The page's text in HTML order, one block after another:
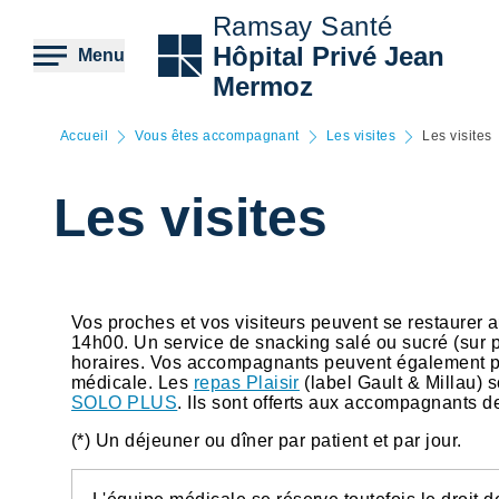
contenu
principal
Menu
Ramsay Santé
Hôpital Privé Jean
Mermoz
Accueil Vous êtes accompagnant Les visites Les visites
Les visites
Vos proches et vos visiteurs peuvent se restaurer
14h00. Un service de snacking salé ou sucré (sur
horaires. Vos accompagnants peuvent
médicale. Les repas Plaisir (label Gault & Millau)
SOLO PLUS. Ils sont offerts aux accompagnants
(*) Un déjeuner ou dîner par patient et par jour.